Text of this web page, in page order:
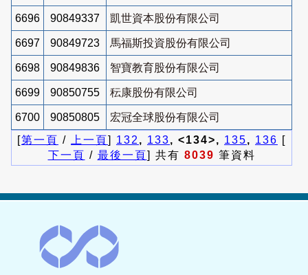
6696 90849337 凱世資本股份有限公司
6697 90849723 馬福斯投資股份有限公司
6698 90849836 智寶教育股份有限公司
6699 90850755 秐康股份有限公司
6700 90850805
宏冠全球股份有限公司
[第一頁 / 上一頁] 132 , 133, <134>, 135, 136 [
下一頁 / 最後一頁] 共有 8039 筆資料